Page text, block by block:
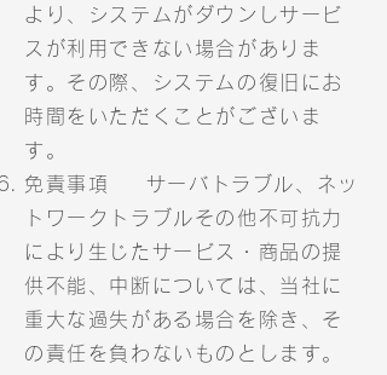
より、システムがダウンしサービ
スが利用できない場合がありま
す。その際、システムの復旧にお
時間をいただくことがございま
す。
免責事項 サーバトラブル、ネッ
トワークトラブルその他不可抗力
により生じたサービス・商品の提
供不能、中断については、当社に
重大な過失がある場合を除き、そ
の責任を負わないものとします。